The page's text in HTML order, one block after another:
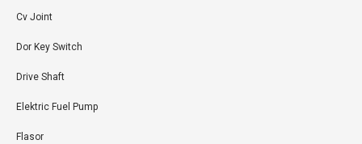
Cv Joint
Dor Key Switch
Drive Shaft
Elektric Fuel Pump
Flasor